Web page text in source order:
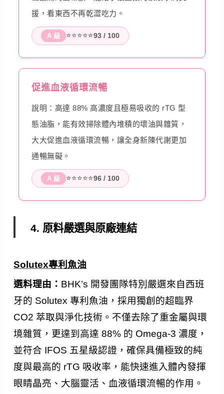
援，看東西不再乾澀吃力。
A 級 ⭐⭐⭐⭐⭐93 / 100
促進血液循環流暢
說明：高達 88% 高濃度且極易吸收的 rTG 型
態油脂，能有效掃除體內堆積的壞油與雜質，
大大促進血液循環流暢，讓全身新陳代謝更加
通暢無礙。
A 級 ⭐⭐⭐⭐⭐96 / 100
4. 原料嚴選與原廠連結
Solutex專利魚油
選料理由： BHK’s 開發團隊特別嚴選來自西班
牙的 Solutex 專利魚油，採用獨創的超臨界
CO2 萃取與淨化技術。不僅去除了重金屬與環
境雜質，更達到高達 88% 的 Omega-3 濃度，
並符合 IFOS 五星級認證，確保具備極致的純
度與最高的 rTG 吸收率，能快速進入體內發揮
眼睛晶亮、大腦靈活、血液循環流暢的作用。